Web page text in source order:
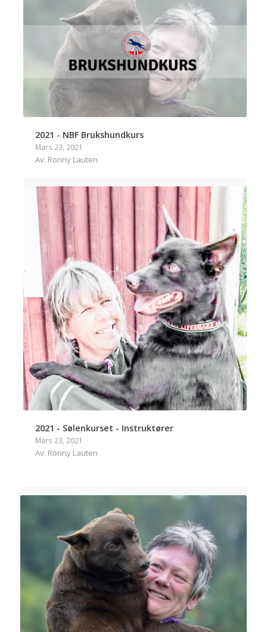
2021 - NBF Brukshundkurs
Mars 23, 2021
Av: Ronny Lauten
2021 - Sølenkurset - Instruktører
Mars 23, 2021
Av: Ronny Lauten